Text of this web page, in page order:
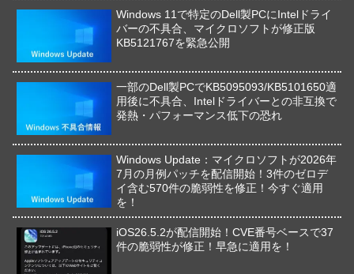
Windows 11で特定のDell製PCにIntelドライ
バーの不具合、マイクロソフトが修正版
KB5121767を緊急公開
一部のDell製PCでKB5095093/KB5101650適
用後に不具合、Intelドライバーとの非互換で
発熱・パフォーマンス低下の恐れ
Windows Update：マイクロソフトが2026年
7月の月例パッチを配信開始！3件のゼロデ
イ含む570件の脆弱性を修正！今すぐ適用
を！
iOS26.5.2が配信開始！CVE番号ベースで37
件の脆弱性が修正！早急に適用を！